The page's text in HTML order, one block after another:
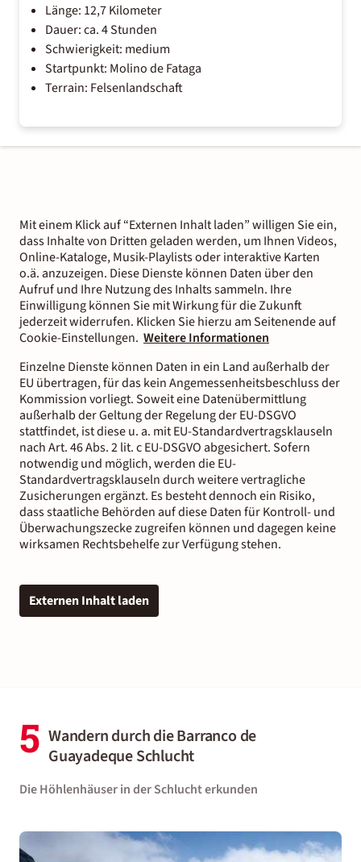
Länge: 12,7 Kilometer
Dauer: ca. 4 Stunden
Schwierigkeit: medium
Startpunkt: Molino de Fataga
Terrain: Felsenlandschaft
Mit einem Klick auf “Externen Inhalt laden” willigen Sie ein,
dass Inhalte von Dritten geladen werden, um Ihnen Videos,
Online-Kataloge, Musik-Playlists oder interaktive Karten
o.ä. anzuzeigen. Diese Dienste können Daten über den
Aufruf und Ihre Nutzung des Inhalts sammeln. Ihre
Einwilligung können Sie mit Wirkung für die Zukunft
jederzeit widerrufen. Klicken Sie hierzu am Seitenende auf
Cookie-Einstellungen. Weitere Informationen
Einzelne Dienste können Daten in ein Land außerhalb der
EU übertragen, für das kein Angemessenheitsbeschluss der
Kommission vorliegt. Soweit eine Datenübermittlung
außerhalb der Geltung der Regelung der EU-DSGVO
stattfindet, ist diese u. a. mit EU-Standardvertragsklauseln
nach Art. 46 Abs. 2 lit. c EU-DSGVO abgesichert. Sofern
notwendig und möglich, werden die EU-
Standardvertragsklauseln durch weitere vertragliche
Zusicherungen ergänzt. Es besteht dennoch ein Risiko,
dass staatliche Behörden auf diese Daten für Kontroll- und
Überwachungszecke zugreifen können und dagegen keine
wirksamen Rechtsbehelfe zur Verfügung stehen.
Externen Inhalt laden
5 Wandern durch die Barranco de
Guayadeque Schlucht
Die Höhlenhäuser in der Schlucht erkunden